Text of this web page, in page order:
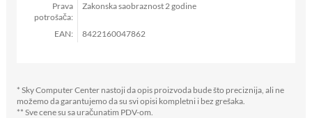
Prava
potrošača:
Zakonska saobraznost 2 godine
EAN: 8422160047862
* Sky Computer Center nastoji da opis proizvoda bude što preciznija, ali ne
možemo da garantujemo da su svi opisi kompletni i bez grešaka.
** Sve cene su sa uračunatim PDV-om.